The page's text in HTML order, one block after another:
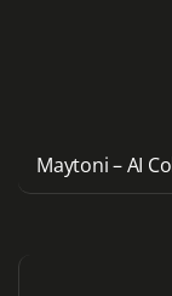
Maytoni – AI